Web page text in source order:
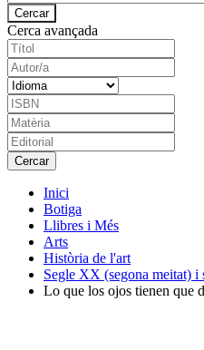
Cerca avançada
Inici
Botiga
Llibres i Més
Arts
Història de l'art
Segle XX (segona meitat)
Lo que los ojos tienen que